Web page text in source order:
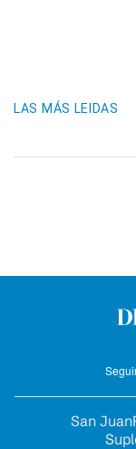
LAS MÁS LEIDAS
San Juan